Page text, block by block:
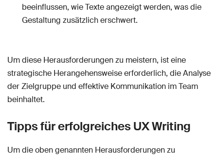
beeinflussen, wie Texte angezeigt werden, was die
Gestaltung zusätzlich erschwert.
Um diese Herausforderungen zu meistern, ist eine
strategische Herangehensweise erforderlich, die Analyse
der Zielgruppe und effektive Kommunikation im Team
beinhaltet.
Tipps für erfolgreiches UX Writing
Um die oben genannten Herausforderungen zu